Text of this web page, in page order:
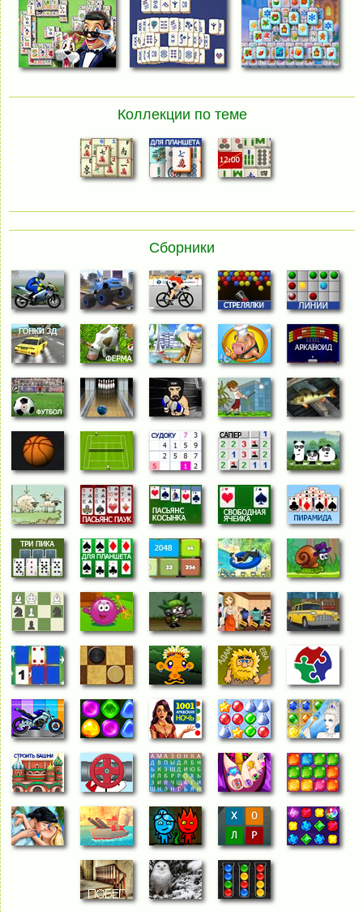
Коллекции по теме
Сборники